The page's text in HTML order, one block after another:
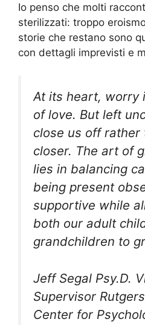
Io penso che molti
sterilizzati: troppo
storie che restano sono
con dettagli imprevisti e
At its heart, worry
of love. But left
close us off rather
closer. The art of
lies in balancing
being present
supportive while
both our adult
grandchildren to
Jeff Segal Psy.D.
Supervisor
Center for